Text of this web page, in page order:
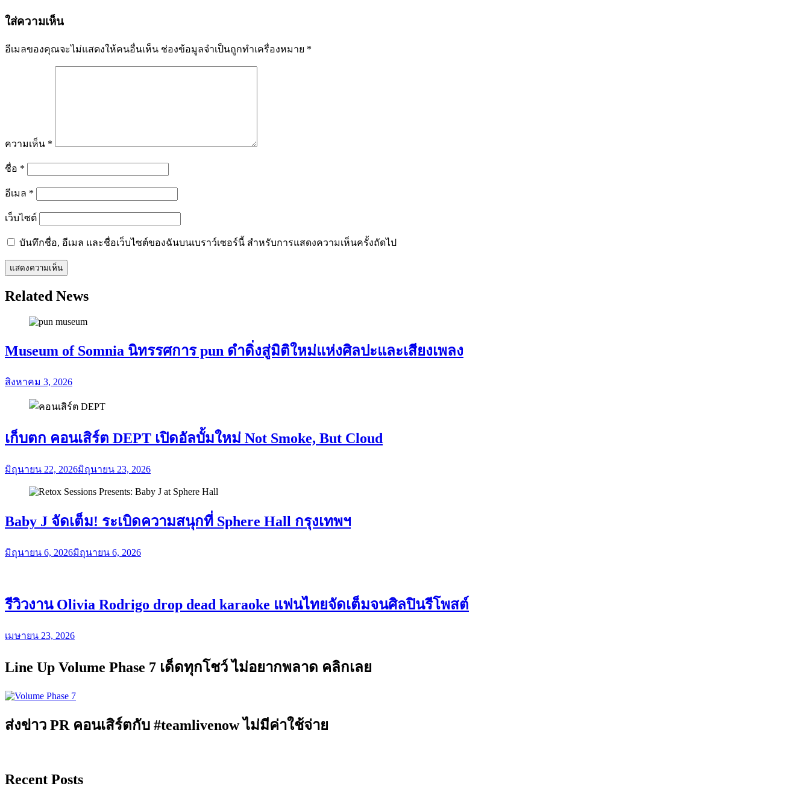
ใส่ความเห็น
อีเมลของคุณจะไม่แสดงให้คนอื่นเห็น ช่องข้อมูลจำเป็นถูกทำเครื่องหมาย *
ความเห็น *
ชื่อ *
อีเมล *
เว็บไซต์
บันทึกชื่อ, อีเมล และชื่อเว็บไซต์ของฉันบนเบราว์เซอร์นี้ สำหรับการแสดงความเห็นครั้งถัดไป
Related News
Museum of Somnia นิทรรศการ pun ดำดิ่งสู่มิติใหม่แห่งศิลปะและเสียงเพลง
สิงหาคม 3, 2026
เก็บตก คอนเสิร์ต DEPT เปิดอัลบั้มใหม่ Not Smoke, But Cloud
มิถุนายน 22, 2026มิถุนายน 23, 2026
Baby J จัดเต็ม! ระเบิดความสนุกที่ Sphere Hall กรุงเทพฯ
มิถุนายน 6, 2026มิถุนายน 6, 2026
รีวิวงาน Olivia Rodrigo drop dead karaoke แฟนไทยจัดเต็มจนศิลปินรีโพสต์
เมษายน 23, 2026
Line Up Volume Phase 7 เด็ดทุกโชว์ ไม่อยากพลาด คลิกเลย
ส่งข่าว PR คอนเสิร์ตกับ #teamlivenow ไม่มีค่าใช้จ่าย
Recent Posts